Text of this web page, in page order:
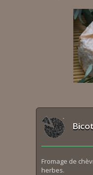
Fromage de
herbes.